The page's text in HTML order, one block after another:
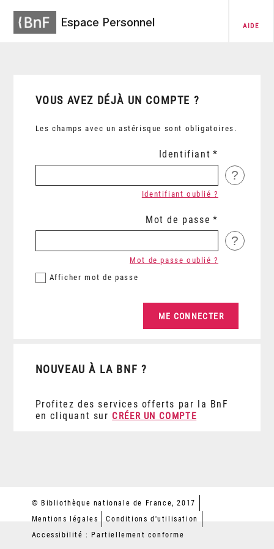
Espace Personnel AIDE
VOUS AVEZ DÉJÀ UN COMPTE ?
Les champs avec un astérisque sont obligatoires.
Identifiant
?
Identifiant oublié ?
Mot de passe
?
Afficher mot de passe
Mot de passe oublié ?
NOUVEAU À LA BNF ?
Profitez des services offerts par la BnF
en cliquant sur CRÉER UN COMPTE
© Bibliothèque nationale de France, 2017
Mentions légales
Conditions d'utilisation
Accessibilité : Partiellement conforme